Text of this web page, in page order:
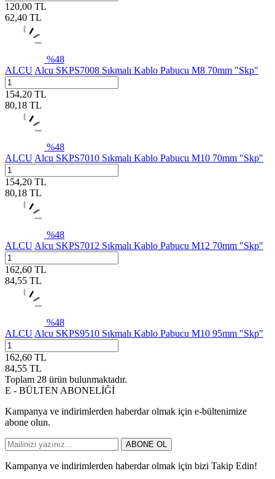
120,00 TL
62,40 TL
%48
ALCU Alcu SKPS7008 Sıkmalı Kablo Pabucu M8 70mm "Skp"
154,20 TL
80,18 TL
%48
ALCU Alcu SKPS7010 Sıkmalı Kablo Pabucu M10 70mm "Skp"
154,20 TL
80,18 TL
%48
ALCU Alcu SKPS7012 Sıkmalı Kablo Pabucu M12 70mm "Skp"
162,60 TL
84,55 TL
%48
ALCU Alcu SKPS9510 Sıkmalı Kablo Pabucu M10 95mm "Skp"
162,60 TL
84,55 TL
Toplam 28 ürün bulunmaktadır.
E - BÜLTEN ABONELİĞİ
Kampanya ve indirimlerden haberdar olmak için e-bültenimize
abone olun.
ABONE OL
Kampanya ve indirimlerden haberdar olmak için bizi Takip Edin!